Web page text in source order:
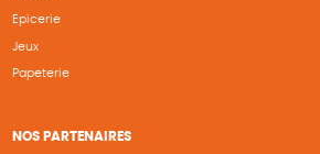
Epicerie
Jeux
Papeterie
NOS PARTENAIRES